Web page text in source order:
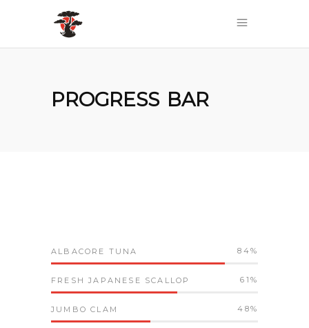
PROGRESS BAR
ALBACORE TUNA 84
FRESH JAPANESE SCALLOP 61
JUMBO CLAM 48